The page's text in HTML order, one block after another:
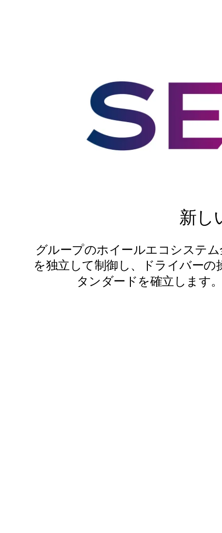
新し
グループのホイールエコシステ
を独立して制御し、ドライバー
タンダードを確立します。